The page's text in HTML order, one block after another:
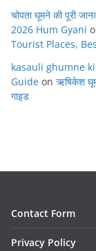
चोपता घूमने की पूरी
2026 Hum Gyani
Tourist Places,
kasauli ghumne
Guide on ऋषिकेश
गाइड
Contact Form
Privacy Policy